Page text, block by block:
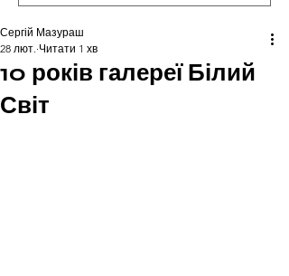
10 років галереї Білий
Світ
Сергій Мазураш
28 лют. Читати 1 хв